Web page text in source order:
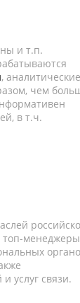
и т.п.
, аналитические
чем
в т.ч.
топ-
услуг связи.